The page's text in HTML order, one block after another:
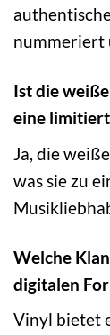
nummeriert
Ist die
eine
Ja, die
was sie zu
Welche
digitalen
Vinyl bietet